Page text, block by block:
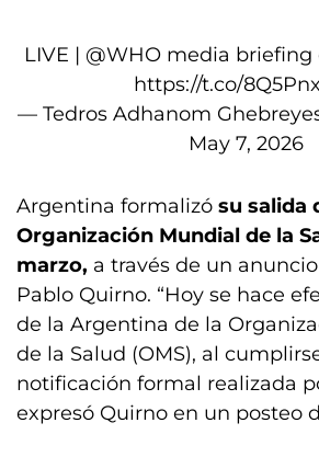
LIVE | @WHOmedia briefing
https://t.co/
— Tedros Adhanom
May 7, 2026
Argentina formalizó su salida
Organización Mundial de la
marzo, a través de un
Pablo Quirno. “Hoy se hace
de la Argentina de la
de la Salud (OMS), al
notificación formal realizada
expresó Quirno en un posteo